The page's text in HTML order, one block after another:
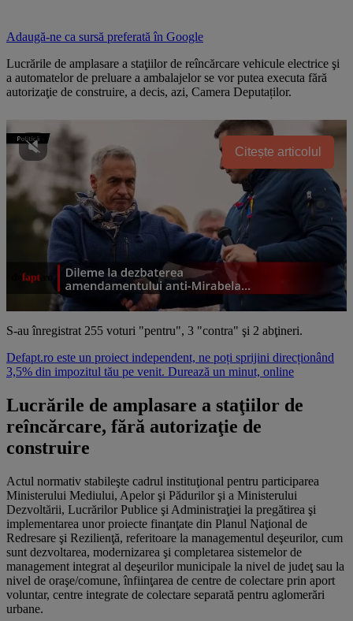
Adaugă-ne ca sursă preferată în Google
Lucrările de amplasare a staţiilor de reîncărcare vehicule electrice şi
a automatelor de preluare a ambalajelor se vor putea executa fără
autorizaţie de construire, a decis, azi, Camera Deputaților.
Citește articolul
S-au înregistrat 255 voturi "pentru", 3 "contra" şi 2 abţineri.
Defapt.ro este un proiect independent, ne poți sprijini direcționând
3,5% din impozitul tău pe venit. Durează un minut, online
Lucrările de amplasare a staţiilor de
reîncărcare, fără autorizaţie de
construire
Actul normativ stabileşte cadrul instituţional pentru participarea
Ministerului Mediului, Apelor şi Pădurilor şi a Ministerului
Dezvoltării, Lucrărilor Publice şi Administraţiei la pregătirea şi
implementarea unor proiecte finanţate din Planul Naţional de
Redresare şi Rezilienţă, referitoare la managementul deşeurilor, cum
sunt dezvoltarea, modernizarea şi completarea sistemelor de
management integrat al deşeurilor municipale la nivel de judeţ sau la
nivel de oraşe/comune, înfiinţarea de centre de colectare prin aport
voluntar, centre integrate de colectare separată pentru aglomerări
urbane.